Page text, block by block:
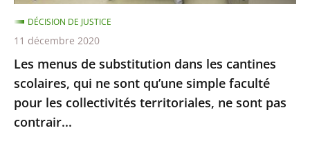
ne
sont
qu’une
simple
faculté
pour
les
Les menus de substitution dans les cantines
scolaires, qui ne sont qu’une simple faculté
pour les collectivités territoriales, ne sont pas
contrair...
DÉCISION DE JUSTICE
11 décembre 2020